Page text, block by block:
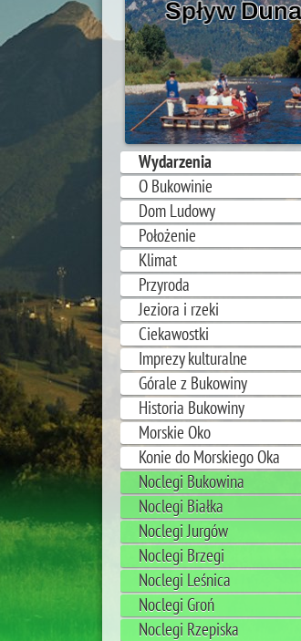
Wydarzenia
O Bukowinie
Dom Ludowy
Położenie
Klimat
Przyroda
Jeziora i rzeki
Ciekawostki
Imprezy kulturalne
Górale z Bukowiny
Historia Bukowiny
Morskie Oko
Konie do Morskiego Oka
Noclegi Bukowina
Noclegi Białka
Noclegi Jurgów
Noclegi Brzegi
Noclegi Leśnica
Noclegi Groń
Noclegi Rzepiska